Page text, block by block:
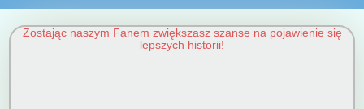
Zostając naszym Fanem zwiększasz szanse na pojawienie się
lepszych historii!